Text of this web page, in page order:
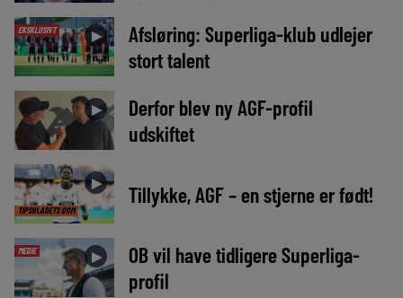
EKSKLUSIVT ►
Afsløring: Superliga-klub udlejer
stort talent
►
Derfor blev ny AGF-profil
udskiftet
TIPSBLADETS DOM
► Tillykke, AGF – en stjerne er født!
MEDIE ►
OB vil have tidligere Superliga-
profil